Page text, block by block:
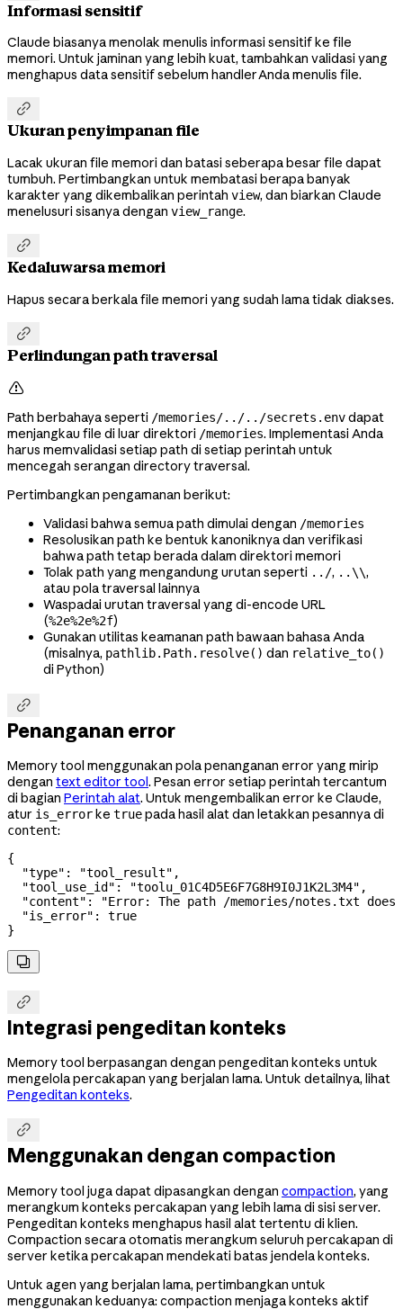
Informasi sensitif
Claude biasanya menolak menulis informasi sensitif ke file
memori. Untuk jaminan yang lebih kuat, tambahkan validasi yang
menghapus data sensitif sebelum handler Anda menulis file.

Ukuran penyimpanan file
Lacak ukuran file memori dan batasi seberapa besar file dapat
tumbuh. Pertimbangkan untuk membatasi berapa banyak
karakter yang dikembalikan perintah view, dan biarkan Claude
menelusuri sisanya dengan view_range.

Kedaluwarsa memori
Hapus secara berkala file memori yang sudah lama tidak diakses.

Perlindungan path traversal

Path berbahaya seperti /memories/../../secrets.envdapat
menjangkau file di luar direktori /memories. Implementasi Anda
harus memvalidasi setiap path di setiap perintah untuk
mencegah serangan directory traversal.
Pertimbangkan pengamanan berikut:
Validasi bahwa semua path dimulai dengan /memories
Resolusikan path ke bentuk kanoniknya dan verifikasi
bahwa path tetap berada dalam direktori memori
Tolak path yang mengandung urutan seperti ../, ..\\,
atau pola traversal lainnya
Waspadai urutan traversal yang di-encode URL
(%2e%2e%2f)
Gunakan utilitas keamanan path bawaan bahasa Anda
(misalnya, pathlib.Path.resolve() dan relative_to()
di Python)

Penanganan error
Memory tool menggunakan pola penanganan error yang mirip
dengan text editor tool. Pesan error setiap perintah tercantum
di bagian Perintah alat. Untuk mengembalikan error ke Claude,
atur is_errorke truepada hasil alat dan letakkan pesannya di
content:
{
  "type"
: "tool_result" ,
  "tool_use_id"
: "toolu_01C4D5E6F7G8H9I0J1K2L3M4" ,
  "content"
:
"Error: The path /memories/notes.txt
  "is_error"
: true
}


Integrasi pengeditan konteks
Memory tool berpasangan dengan pengeditan konteks untuk
mengelola percakapan yang berjalan lama. Untuk detailnya, lihat
Pengeditan konteks.

Menggunakan dengan compaction
Memory tool juga dapat dipasangkan dengan compaction, yang
merangkum konteks percakapan yang lebih lama di sisi server.
Pengeditan konteks menghapus hasil alat tertentu di klien.
Compaction secara otomatis merangkum seluruh percakapan di
server ketika percakapan mendekati batas jendela konteks.
Untuk agen yang berjalan lama, pertimbangkan untuk
menggunakan keduanya: compaction menjaga konteks aktif